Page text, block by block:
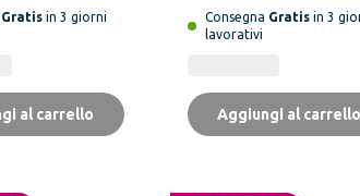
frequenza
Gratis in 3 giorni
al carrello
e notifiche.
Consegna Gratisin 3
lavorativi
Aggiungi al carrello